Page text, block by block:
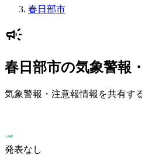
春日部市
春日部市の気象警報
気象警報・注意報情報を共有す
発表なし